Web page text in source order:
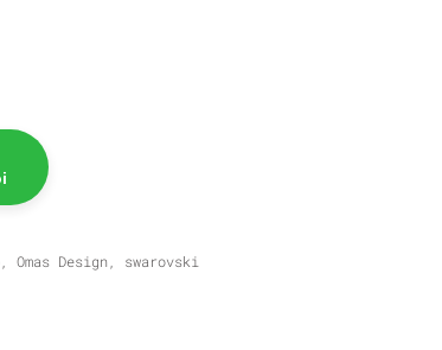
Omas Design swarovski